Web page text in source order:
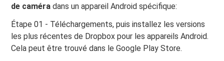
de caméra dans un appareil Android spécifique:
Étape 01 - Téléchargements, puis installez les versions
les plus récentes de Dropbox pour les appareils Android.
Cela peut être trouvé dans le Google Play Store.